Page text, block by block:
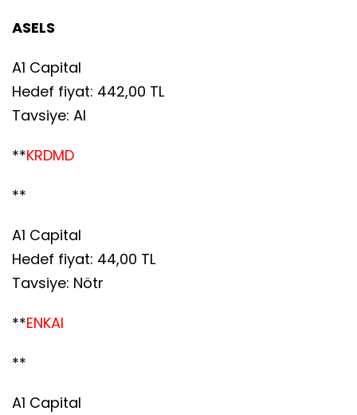
ASELS
A1 Capital
Hedef fiyat: 442,00 TL
Tavsiye: Al
**KRDMD
**
A1 Capital
Hedef fiyat: 44,00 TL
Tavsiye: Nötr
**ENKAI
**
A1 Capital